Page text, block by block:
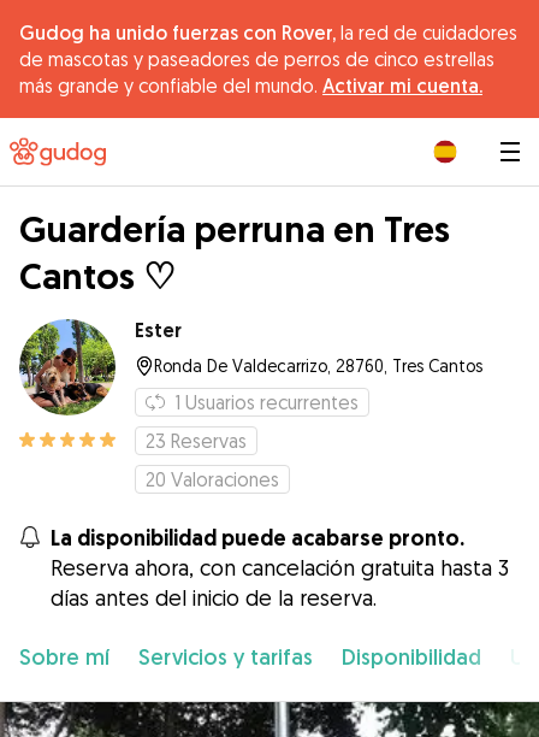
Gudog ha unido fuerzas con Rover, la red de cuidadores
de mascotas y paseadores de perros de cinco estrellas
más grande y confiable del mundo. Activar mi cuenta.
Guardería perruna en Tres
Cantos ♡
Ester
Ronda De Valdecarrizo, 28760, Tres Cantos
1 Usuarios recurrentes
23 Reservas
20 Valoraciones
La disponibilidad puede acabarse pronto.
Reserva ahora, con cancelación gratuita hasta 3
días antes del inicio de la reserva.
Sobre mí Servicios y tarifas Disponibilidad